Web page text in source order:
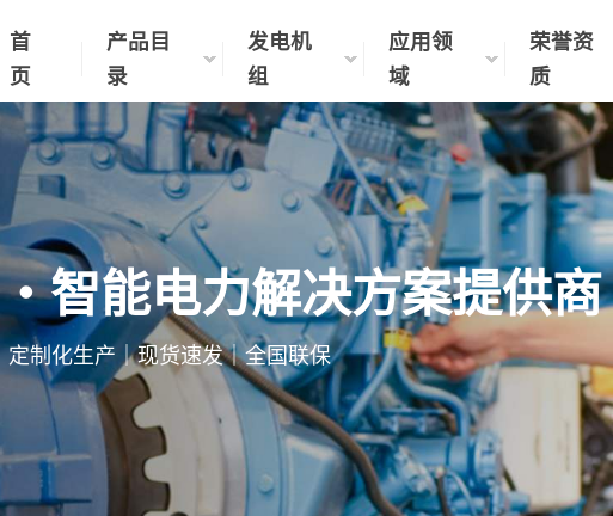
首
页
产品目
录
发电机
组
应用领
域
荣誉资
质
智能电力解决方案提供商
定制化生产｜现货速发｜全国联保